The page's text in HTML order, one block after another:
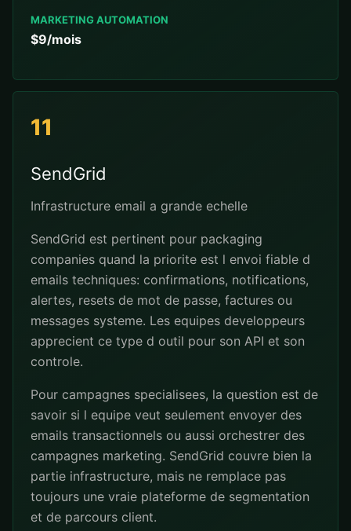
MARKETING AUTOMATION
$9/mois
11
SendGrid
Infrastructure email a grande echelle
SendGrid est pertinent pour packaging
companies quand la priorite est l envoi fiable d
emails techniques: confirmations, notifications,
alertes, resets de mot de passe, factures ou
messages systeme. Les equipes developpeurs
apprecient ce type d outil pour son API et son
controle.
Pour campagnes specialisees, la question est de
savoir si l equipe veut seulement envoyer des
emails transactionnels ou aussi orchestrer des
campagnes marketing. SendGrid couvre bien la
partie infrastructure, mais ne remplace pas
toujours une vraie plateforme de segmentation
et de parcours client.